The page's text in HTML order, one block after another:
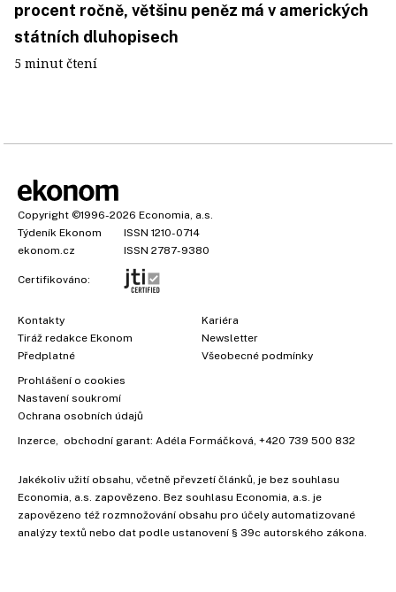
procent ročně, většinu peněz má v amerických
státních dluhopisech
5 minut čtení
Copyright ©1996-2026 Economia, a.s.
Týdeník Ekonom
ISSN 1210-0714
ekonom.cz
ISSN 2787-9380
Certifikováno:
Kontakty
Tiráž redakce Ekonom
Předplatné
Kariéra
Newsletter
Všeobecné podmínky
Prohlášení o cookies
Nastavení soukromí
Ochrana osobních údajů
Inzerce , obchodní garant: Adéla Formáčková +420 739 500 832
Jakékoliv užití obsahu, včetně převzetí článků, je bez souhlasu
Economia, a.s. zapovězeno. Bez souhlasu Economia, a.s. je
zapovězeno též rozmnožování obsahu pro účely automatizované
analýzy textů nebo dat podle ustanovení § 39c autorského zákona.